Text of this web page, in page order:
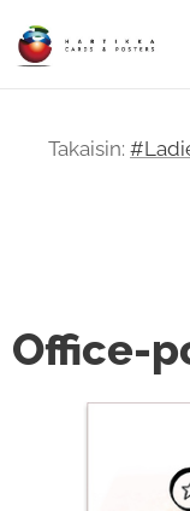
Takaisin:
Office-